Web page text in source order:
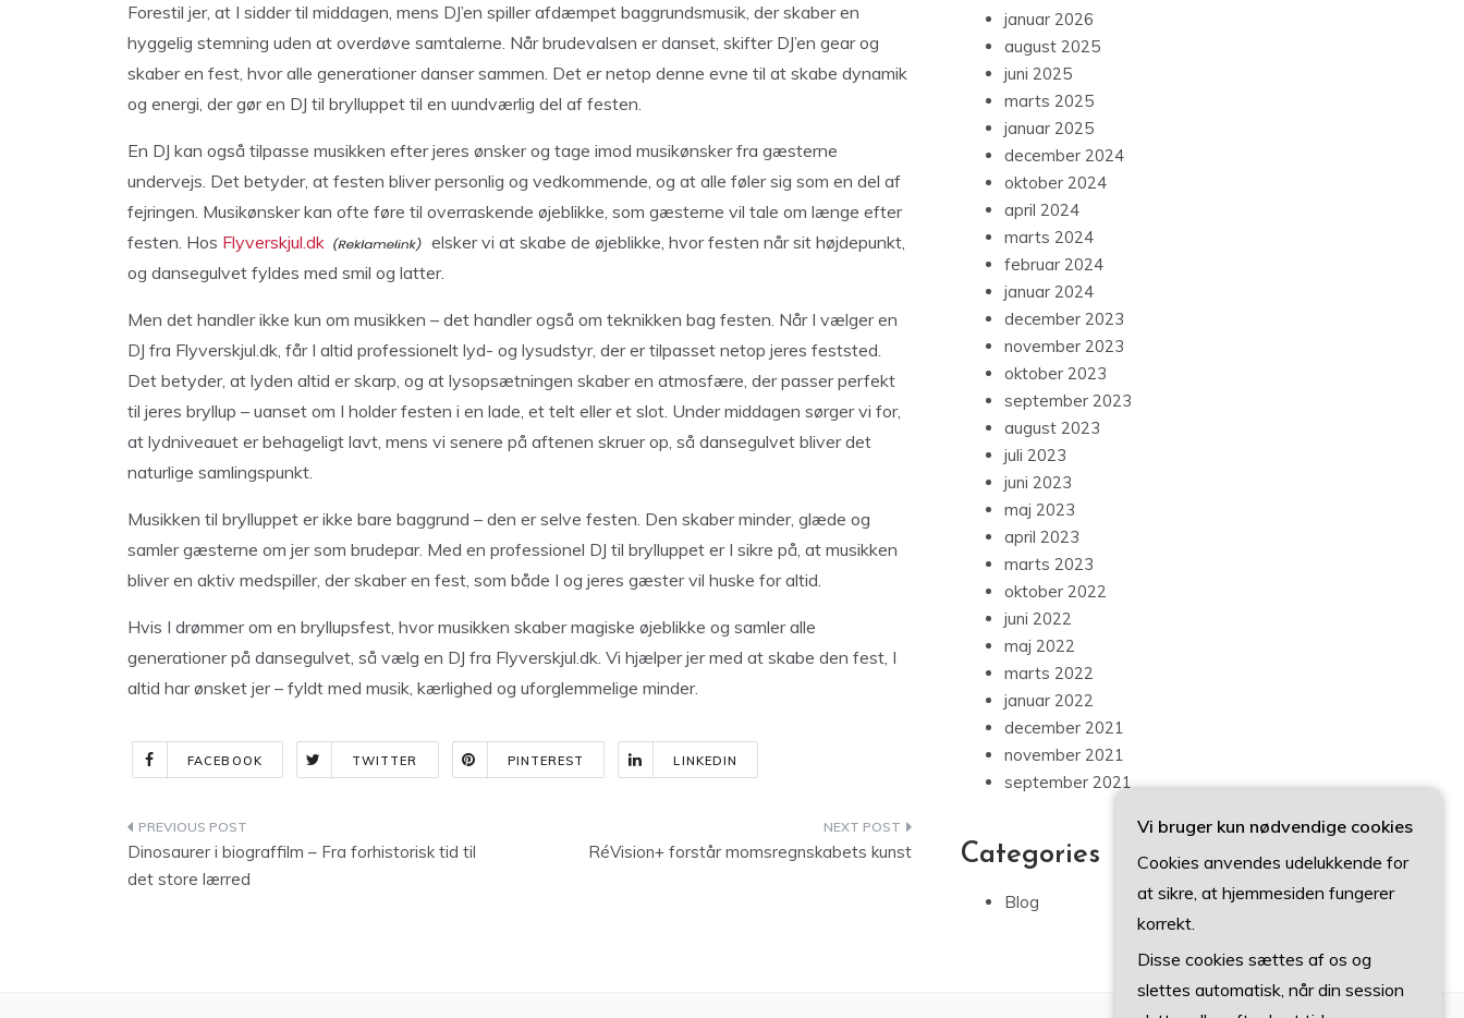
Forestil jer, at I sidder til middagen, mens DJ’en spiller afdæmpet baggrundsmusik, der skaber en
hyggelig stemning uden at overdøve samtalerne. Når brudevalsen er danset, skifter DJ’en gear og
skaber en fest, hvor alle generationer danser sammen. Det er netop denne evne til at skabe dynamik
og energi, der gør en DJ til brylluppet til en uundværlig del af festen.
En DJ kan også tilpasse musikken efter jeres ønsker og tage imod musikønsker fra gæsterne
undervejs. Det betyder, at festen bliver personlig og vedkommende, og at alle føler sig som en del af
fejringen. Musikønsker kan ofte føre til overraskende øjeblikke, som gæsterne vil tale om længe efter
festen. Hos Flyverskjul.dk
elsker vi at skabe de øjeblikke, hvor festen når sit højdepunkt,
og dansegulvet fyldes med smil og latter.
Men det handler ikke kun om musikken – det handler også om teknikken bag festen. Når I vælger en
DJ fra Flyverskjul.dk, får I altid professionelt lyd- og lysudstyr, der er tilpasset netop jeres feststed.
Det betyder, at lyden altid er skarp, og at lysopsætningen skaber en atmosfære, der passer perfekt
til jeres bryllup – uanset om I holder festen i en lade, et telt eller et slot. Under middagen sørger vi for,
at lydniveauet er behageligt lavt, mens vi senere på aftenen skruer op, så dansegulvet bliver det
naturlige samlingspunkt.
Musikken til brylluppet er ikke bare baggrund – den er selve festen. Den skaber minder, glæde og
samler gæsterne om jer som brudepar. Med en professionel DJ til brylluppet er I sikre på, at musikken
bliver en aktiv medspiller, der skaber en fest, som både I og jeres gæster vil huske for altid.
Hvis I drømmer om en bryllupsfest, hvor musikken skaber magiske øjeblikke og samler alle
generationer på dansegulvet, så vælg en DJ fra Flyverskjul.dk. Vi hjælper jer med at skabe den fest, I
altid har ønsket jer – fyldt med musik, kærlighed og uforglemmelige minder.
FACEBOOK TWITTER PINTEREST LINKEDIN
Indlægsnavigation
Dinosaurer i biograffilm – Fra forhistorisk tid til
det store lærred
RéVision+ forstår momsregnskabets kunst
januar 2026
august 2025
juni 2025
marts 2025
januar 2025
december 2024
oktober 2024
april 2024
marts 2024
februar 2024
januar 2024
december 2023
november 2023
oktober 2023
september 2023
august 2023
juli 2023
juni 2023
maj 2023
april 2023
marts 2023
oktober 2022
juni 2022
maj 2022
marts 2022
januar 2022
december 2021
november 2021
september 2021
Categories
Blog
Vi bruger kun nødvendige cookies
Cookies anvendes udelukkende for
at sikre, at hjemmesiden fungerer
korrekt.
Disse cookies sættes af os og
slettes automatisk, når din session